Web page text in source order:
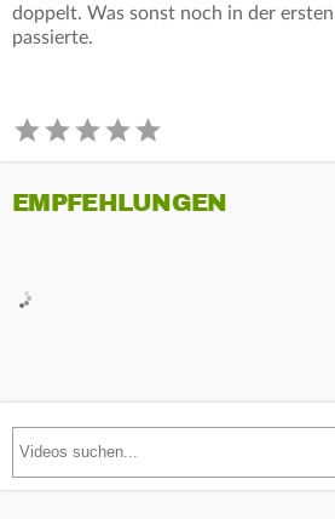
doppelt. Was sonst noch in der
passierte.
EMPFEHLUNGEN